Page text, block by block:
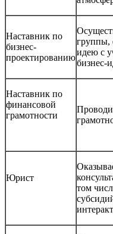
Наставник по
бизнес-
проектированию
группы,
идею с
бизнес-
Наставник по
финансовой
грамотности
Юрист
том